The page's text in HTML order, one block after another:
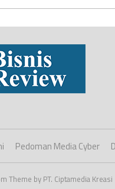
Pedoman Media Cyber
Theme by PT. Ciptamedia Kreasi